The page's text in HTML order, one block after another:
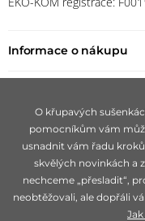
Informace o nákupu
Zůstaňte s námi v
O křupavých
pomocníkům vám
usnadnit vám řadu
skvělých novinkách a
nechceme „přesladit“,
neobtěžovali, ale dopřáli